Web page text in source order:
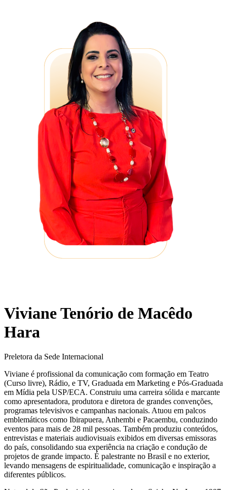
Viviane Tenório de Macêdo
Hara
Preletora da Sede Internacional
Viviane é profissional da comunicação com formação em Teatro
(Curso livre), Rádio, e TV, Graduada em Marketing e Pós-Graduada
em Mídia pela USP/ECA. Construiu uma carreira sólida e marcante
como apresentadora, produtora e diretora de grandes convenções,
programas televisivos e campanhas nacionais. Atuou em palcos
emblemáticos como Ibirapuera, Anhembi e Pacaembu, conduzindo
eventos para mais de 28 mil pessoas. Também produziu conteúdos,
entrevistas e materiais audiovisuais exibidos em diversas emissoras
do país, consolidando sua experiência na criação e condução de
projetos de grande impacto. É palestrante no Brasil e no exterior,
levando mensagens de espiritualidade, comunicação e inspiração a
diferentes públicos.